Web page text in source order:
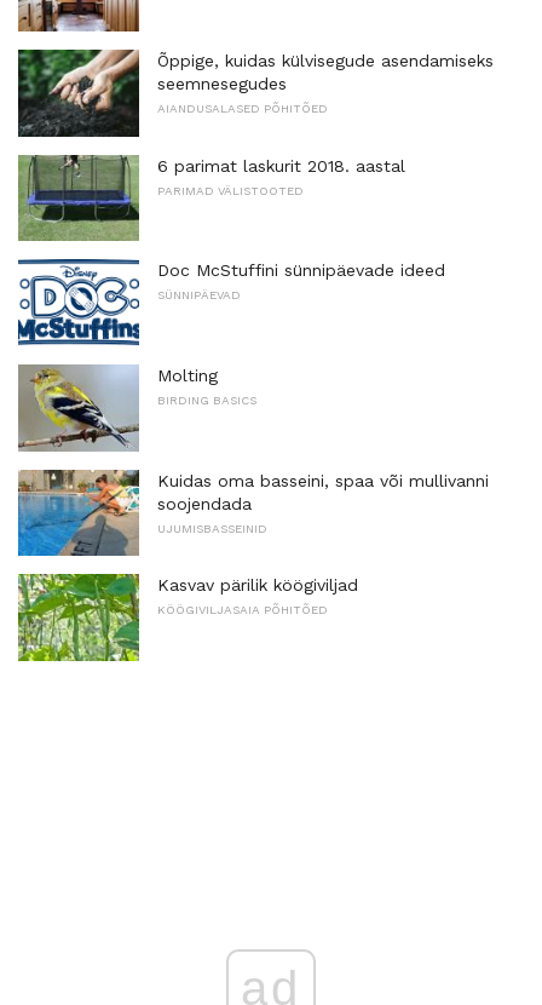
Õppige, kuidas külvisegude asendamiseks
seemnesegudes
AIANDUSALASED PÕHITÕED
6 parimat laskurit 2018. aastal
PARIMAD VÄLISTOOTED
Doc McStuffini sünnipäevade ideed
SÜNNIPÄEVAD
Molting
BIRDING BASICS
Kuidas oma basseini, spaa või mullivanni
soojendada
UJUMISBASSEINID
Kasvav pärilik köögiviljad
KÖÖGIVILJASAIA PÕHITÕED
ad